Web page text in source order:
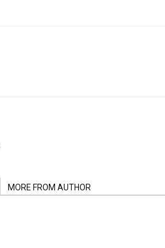
MORE FROM AUTHOR